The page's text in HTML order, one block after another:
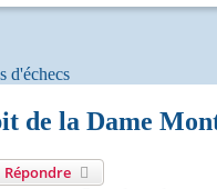
d'échecs
de la Dame
Répondre
avancée